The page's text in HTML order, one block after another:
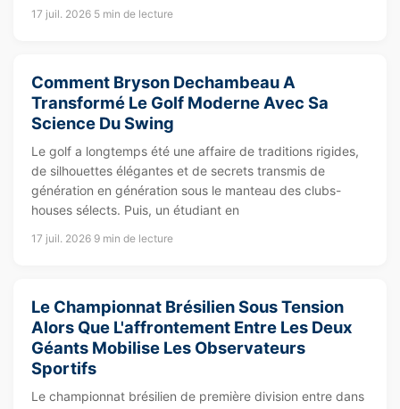
17 juil. 2026 5 min de lecture
Comment Bryson Dechambeau A
Transformé Le Golf Moderne Avec Sa
Science Du Swing
Le golf a longtemps été une affaire de traditions rigides,
de silhouettes élégantes et de secrets transmis de
génération en génération sous le manteau des clubs-
houses sélects. Puis, un étudiant en
17 juil. 2026 9 min de lecture
Le Championnat Brésilien Sous Tension
Alors Que L'affrontement Entre Les Deux
Géants Mobilise Les Observateurs
Sportifs
Le championnat brésilien de première division entre dans